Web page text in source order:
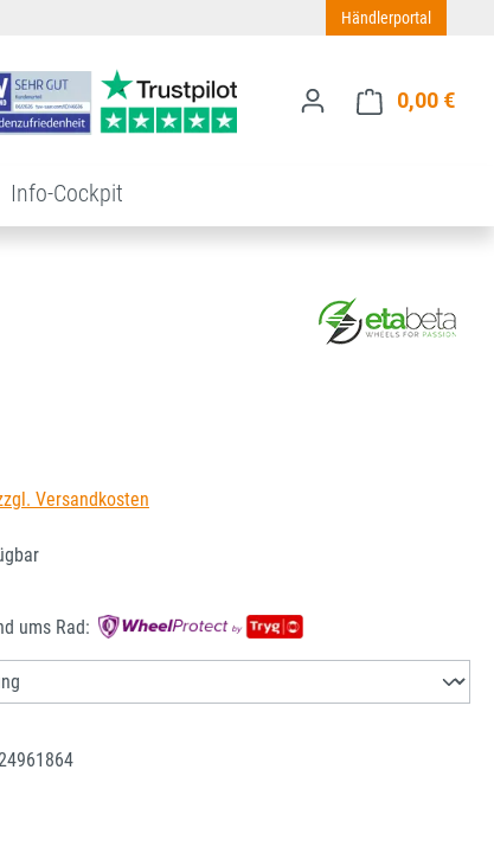
Händlerportal
0,00 €
Info-Cockpit
Versandkosten
ums Rad: